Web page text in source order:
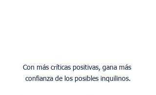
Con más críticas positivas, gana más
confianza de los posibles inquilinos.